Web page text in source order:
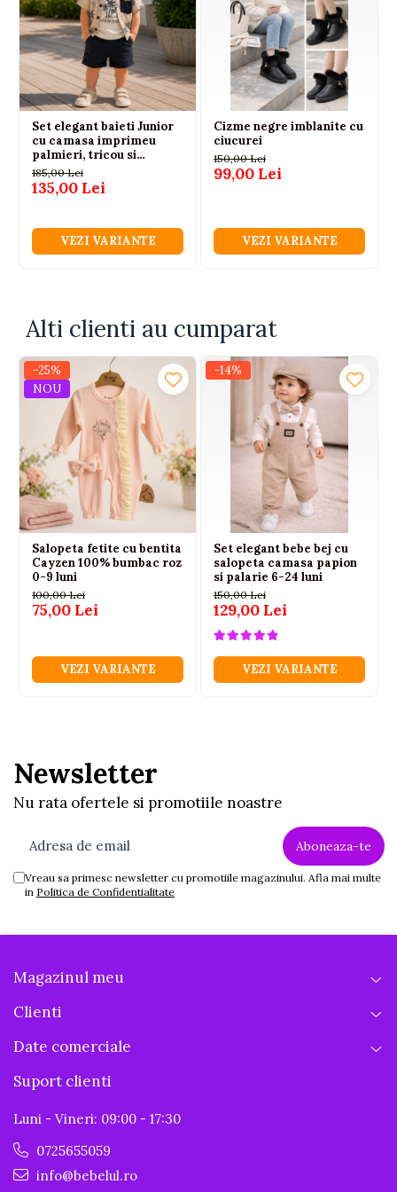
Set elegant baieti Junior
cu camasa imprimeu
palmieri, tricou si
bermude
185,00 Lei
135,00 Lei
VEZI VARIANTE
Cizme negre imblanite cu
ciucurei
150,00 Lei
99,00 Lei
VEZI VARIANTE
Alti clienti au cumparat
-25%
NOU
Salopeta fetite cu bentita
Cayzen 100% bumbac roz
0-9 luni
100,00 Lei
75,00 Lei
VEZI VARIANTE
-14%
Set elegant bebe bej cu
salopeta camasa papion
si palarie 6-24 luni
150,00 Lei
129,00 Lei
VEZI VARIANTE
Newsletter
Nu rata ofertele si promotiile noastre
Vreau sa primesc newsletter cu promotiile magazinului. Afla mai multe
in Politica de Confidentialitate
Magazinul meu
Clienti
Date comerciale
Suport clienti
Luni - Vineri: 09:00 - 17:30
0725655059
info@bebelul.ro